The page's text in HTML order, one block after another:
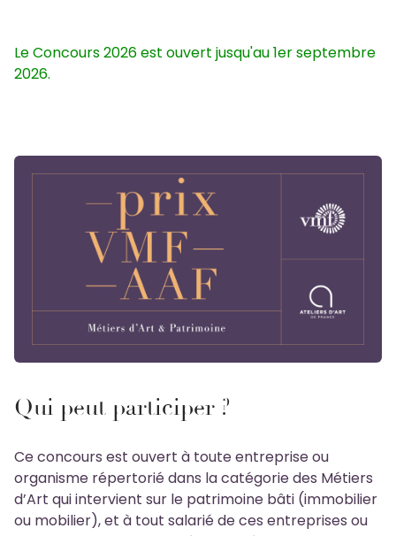
Le Concours 2026 est ouvert jusqu'au 1er septembre
2026.
Qui peut participer ?
Ce concours est ouvert à toute entreprise ou
organisme répertorié dans la catégorie des Métiers
d’Art qui intervient sur le patrimoine bâti (immobilier
ou mobilier), et à tout salarié de ces entreprises ou